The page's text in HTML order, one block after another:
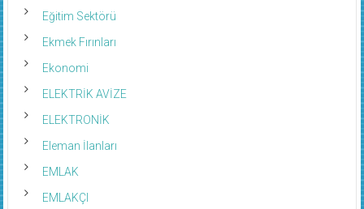
Eğitim Sektörü
Ekmek Fırınları
Ekonomi
ELEKTRİK AVİZE
ELEKTRONİK
Eleman İlanları
EMLAK
EMLAKÇI